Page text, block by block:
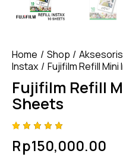
Home Shop
Instax
Fujifilm Refill
Fujifilm Refill
Sheets
5.00 out
of 5
Rp150,000.00